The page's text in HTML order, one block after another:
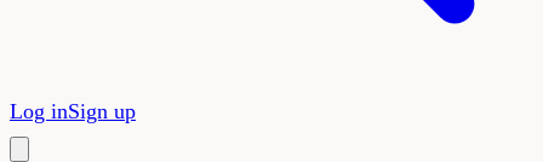
Log inSign up